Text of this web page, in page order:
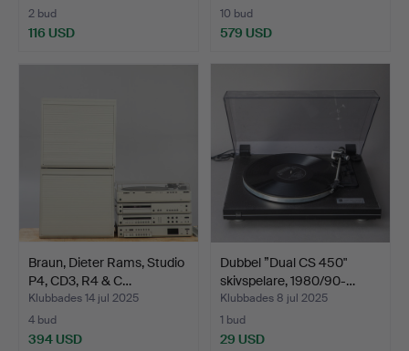
2 bud
116 USD
10 bud
579 USD
Braun, Dieter Rams, Studio
P4, CD3, R4 & C…
Klubbades 14 jul 2025
4 bud
394 USD
Dubbel ”Dual CS 450"
skivspelare, 1980/90-…
Klubbades 8 jul 2025
1 bud
29 USD